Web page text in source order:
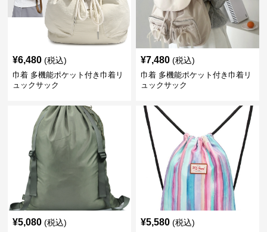
¥6,480 (税込)
巾着 多機能ポケット付き巾着リ
ュックサック
¥7,480 (税込)
巾着 多機能ポケット付き巾着リ
ュックサック
¥5,080 (税込) ¥5,580 (税込)